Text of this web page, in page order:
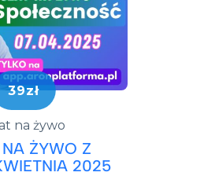
39zł
na żywo
ŻYWO Z
2025